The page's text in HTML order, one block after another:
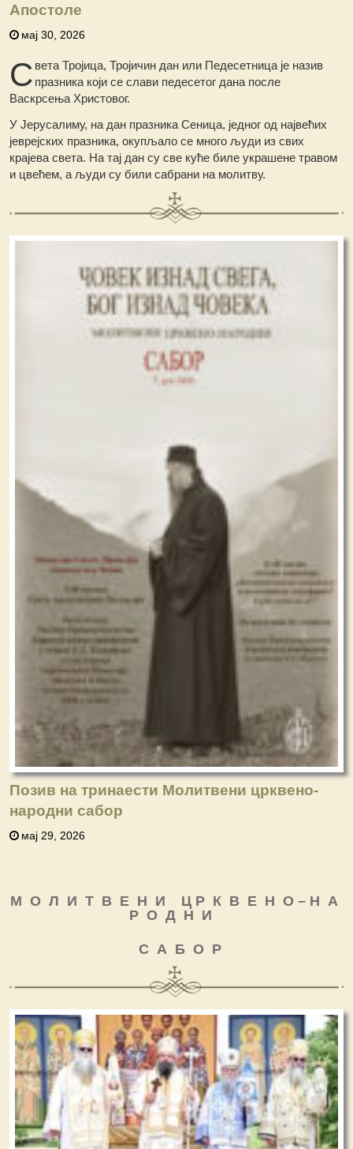
Апостоле
мај 30, 2026
С вета Тројица, Тројичин дан или Педесетница је назив
празника који се слави педесетог дана после
Васкрсења Христовог.
У Јерусалиму, на дан празника Сеница, једног од највећих
јеврејских празника, окупљало се много људи из свих
крајева света. На тај дан су све куће биле украшене травом
и цвећем, а људи су били сабрани на молитву.
Позив на тринаести Молитвени црквено-
народни сабор
мај 29, 2026
М О Л И Т В Е Н И Ц Р К В Е Н О – Н А
Р О Д Н И
С А Б О Р